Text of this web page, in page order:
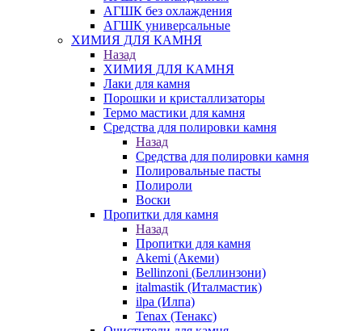
АГШК без охлаждения
АГШК универсальные
ХИМИЯ ДЛЯ КАМНЯ
Назад
ХИМИЯ ДЛЯ КАМНЯ
Лаки для камня
Порошки и кристаллизаторы
Термо мастики для камня
Средства для полировки камня
Назад
Средства для полировки камня
Полировальные пасты
Полироли
Воски
Пропитки для камня
Назад
Пропитки для камня
Akemi (Акеми)
Bellinzoni (Беллинзони)
italmastik (Италмастик)
ilpa (Илпа)
Tenax (Тенакс)